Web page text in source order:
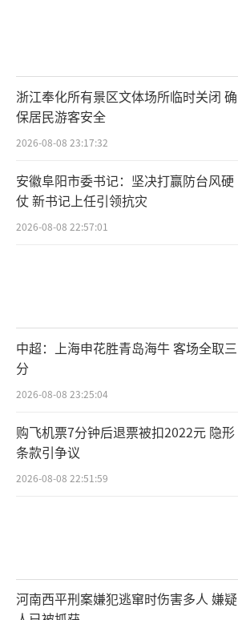
浙江奉化所有景区文体场所临时关闭 确
保居民游客安全
2026-08-08 23:17:32
安徽阜阳市委书记：坚决打赢防台风硬
仗 新书记上任引领抗灾
2026-08-08 22:57:01
中超：上海申花胜青岛海牛 客场全取三
分
2026-08-08 23:25:04
购飞机票7分钟后退票被扣2022元 隐形
条款引争议
2026-08-08 22:51:59
河南西平刑案嫌犯逃窜时伤害多人 嫌疑